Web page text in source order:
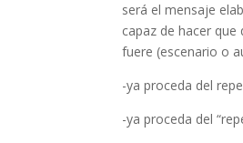
será el mensaje
capaz de hacer
fuere (escenario o
-ya proceda del
-ya proceda del